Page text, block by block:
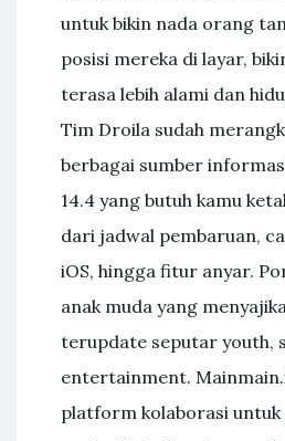
untuk bikin nada orang
posisi mereka di layar,
terasa lebih alami dan
Tim Droila sudah
berbagai sumber
14.4 yang butuh kamu
dari jadwal pembaruan,
iOS, hingga fitur anyar.
anak muda yang
terupdate seputar youth,
entertainment.
platform kolaborasi untuk